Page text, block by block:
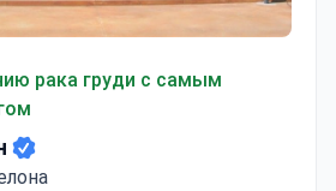
рака груди с самым